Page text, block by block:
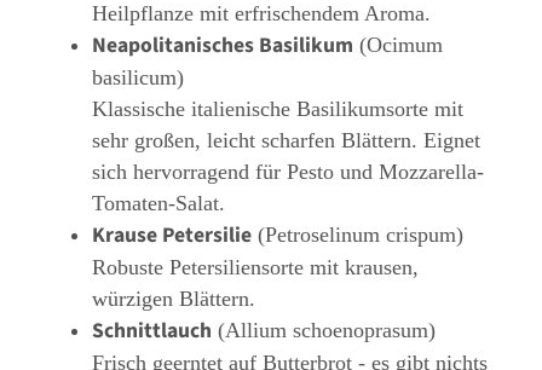
Heilpflanze mit erfrischendem Aroma.
Neapolitanisches Basilikum (Ocimum
basilicum)
Klassische italienische Basilikumsorte mit
sehr großen, leicht scharfen Blättern. Eignet
sich hervorragend für Pesto und Mozzarella-
Tomaten-Salat.
Krause Petersilie (Petroselinum crispum)
Robuste Petersiliensorte mit krausen,
würzigen Blättern.
Schnittlauch (Allium schoenoprasum)
Frisch geerntet auf Butterbrot - es gibt nichts